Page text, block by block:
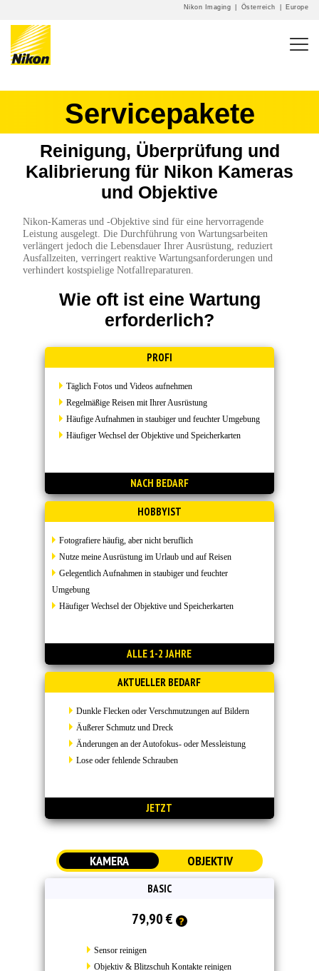
Nikon Imaging | Österreich | Europe
Servicepakete
Reinigung, Überprüfung und
Kalibrierung für Nikon Kameras
und Objektive
Nikon-Kameras und -Objektive sind für eine hervorragende
Leistung ausgelegt. Die Durchführung von Wartungsarbeiten
verlängert jedoch die Lebensdauer Ihrer Ausrüstung, reduziert
Ausfallzeiten, verringert reaktive Wartungsanforderungen und
verhindert kostspielige Notfallreparaturen.
Wie oft ist eine Wartung
erforderlich?
PROFI
Täglich Fotos und Videos aufnehmen
Regelmäßige Reisen mit Ihrer Ausrüstung
Häufige Aufnahmen in staubiger und feuchter Umgebung
Häufiger Wechsel der Objektive und Speicherkarten
NACH BEDARF
HOBBYIST
Fotografiere häufig, aber nicht beruflich
Nutze meine Ausrüstung im Urlaub und auf Reisen
Gelegentlich Aufnahmen in staubiger und feuchter
Umgebung
Häufiger Wechsel der Objektive und Speicherkarten
ALLE 1-2 JAHRE
AKTUELLER BEDARF
Dunkle Flecken oder Verschmutzungen auf Bildern
Äußerer Schmutz und Dreck
Änderungen an der Autofokus- oder Messleistung
Lose oder fehlende Schrauben
JETZT
KAMERA OBJEKTIV
BASIC
79,90 €
Sensor reinigen
Objektiv & Blitzschuh Kontakte reinigen